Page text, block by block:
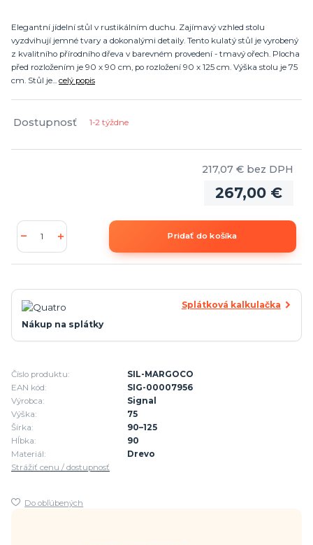
Elegantní jídelní stůl v rustikálním duchu. Zajímavý vzhled stolu
vyzdvihují jemné tvary a dokonalými detaily. Tento kulatý stůl je vyrobený
z kvalitního přírodního dřeva v barevném provedení - tmavý ořech. Plocha
před rozložením je 90 x 90 cm, po rozložení 90 x 125 cm. Výška stolu je 75
cm. Stůl je... celý popis
Dostupnosť 1-2 týždne
267,00 €
217,07 € bez DPH
Pridať do košíka
Splátková kalkulačka
Nákup na splátky
Číslo produktu:
SIL-MARGOCO
EAN kód:
SIG-00007956
Výrobca:
Signal
Výška:
75
Šírka:
90–125
Hĺbka:
90
Materiál:
Drevo
Strážiť cenu / dostupnosť
Do obľúbených